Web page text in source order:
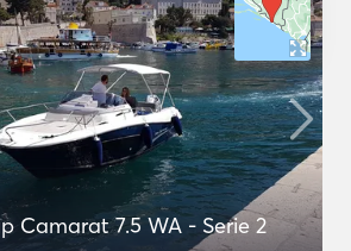
Camarat 7.5 WA - Serie 2